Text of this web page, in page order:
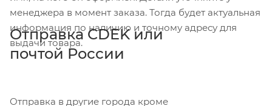
менеджера в момент заказа. Тогда будет актуальная
информация по наличию и точному адресу для
выдачи товара.
Отправка CDEK или
почтой России
Отправка в другие города кроме